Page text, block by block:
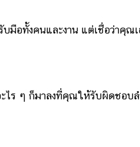
ทั้งคนและงาน แต่เชื่อว่าคุณเ
ๆ ก็มาลงที่คุณให้รับผิดชอบล